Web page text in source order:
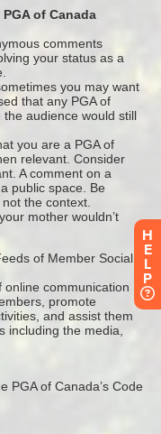
H
E
L
P